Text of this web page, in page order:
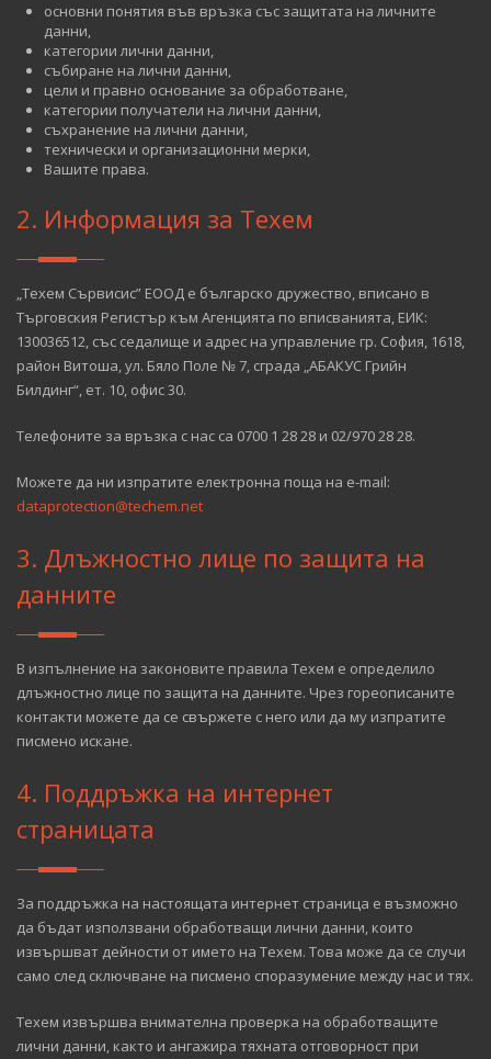
основни понятия във връзка със защитата на личните
данни,
категории лични данни,
събиране на лични данни,
цели и правно основание за обработване,
категории получатели на лични данни,
съхранение на лични данни,
технически и организационни мерки,
Вашите права.
2. Информация за Техем
„Техем Сървисис” ЕООД е българско дружество, вписано в
Търговския Регистър към Агенцията по вписванията, ЕИК:
130036512, със седалище и адрес на управление гр. София, 1618,
район Витоша, ул. Бяло Поле № 7, сграда „АБАКУС Грийн
Билдинг“, ет. 10, офис 30.
Телефоните за връзка с нас са 0700 1 28 28 и 02/970 28 28.
Можете да ни изпратите електронна поща на e-mail:
dataprotection@techem.net
3. Длъжностно лице по защита на
данните
В изпълнение на законовите правила Техем е определило
длъжностно лице по защита на данните. Чрез гореописаните
контакти можете да се свържете с него или да му изпратите
писмено искане.
4. Поддръжка на интернет
страницата
За поддръжка на настоящата интернет страница е възможно
да бъдат използвани обработващи лични данни, които
извършват дейности от името на Техем. Това може да се случи
само след сключване на писмено споразумение между нас и тях.
Техем извършва внимателна проверка на обработващите
лични данни, както и ангажира тяхната отговорност при